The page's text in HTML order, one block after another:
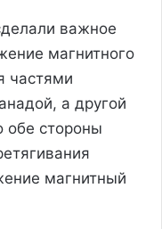
важное
магнитного
частями
а другой
обе стороны
магнитный